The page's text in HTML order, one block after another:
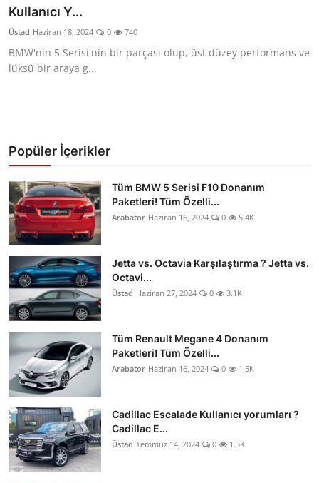
Yağlar
Oto Bilgi
Kullanıcı Y...
Üstad Haziran 18, 2024 0 740
BMW'nin 5 Serisi'nin bir parçası olup, üst düzey performans ve
lüksü bir araya g...
Popüler İçerikler
Tüm BMW 5 Serisi F10 Donanım
Paketleri! Tüm Özelli...
Arabator Haziran 16, 2024 0 5.4K
Jetta vs. Octavia Karşılaştırma ? Jetta vs.
Octavi...
Üstad Haziran 27, 2024 0 3.1K
Tüm Renault Megane 4 Donanım
Paketleri! Tüm Özelli...
Arabator Haziran 16, 2024 0 1.5K
Cadillac Escalade Kullanıcı yorumları ?
Cadillac E...
Üstad Temmuz 14, 2024 0 1.3K